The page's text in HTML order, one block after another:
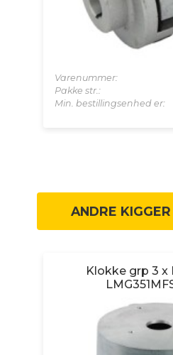
Varenummer:
Pakke str.:
Min. bestillingsenhed er:
ANDRE
Klokke grp 3 x